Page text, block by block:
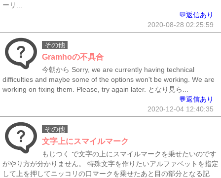
ーリ...
💬返信あり
2020-08-28 02:25:59
その他
Gramhoの不具合
今朝から Sorry, we are currently having technical
difficulties and maybe some of the options won't be working. We are
working on fixing them. Please, try again later. となり見ら...
💬返信あり
2020-12-04 12:40:35
その他
文字上にスマイルマーク
もじつく で文字の上にスマイルマークを乗せたいのです
がやり方が分かりません。 特殊文字を作りたいアルファベットを指定
して上を押してニッコリの口マークを乗せたあと目の部分となる記